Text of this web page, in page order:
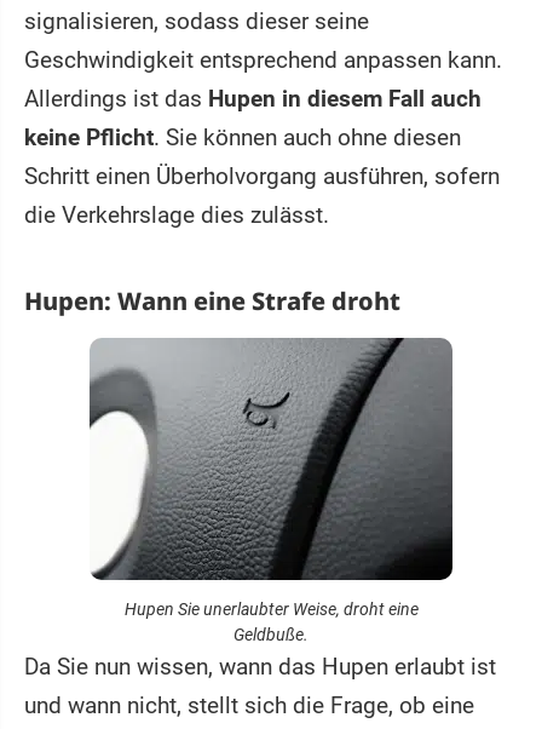
signalisieren, sodass dieser seine
Geschwindigkeit entsprechend anpassen kann.
Allerdings ist das Hupen in diesem Fall auch
keine Pflicht. Sie können auch ohne diesen
Schritt einen Überholvorgang ausführen, sofern
die Verkehrslage dies zulässt.
Hupen: Wann eine Strafe droht
Hupen Sie unerlaubter Weise, droht eine
Geldbuße.
Da Sie nun wissen, wann das Hupen erlaubt ist
und wann nicht, stellt sich die Frage, ob eine